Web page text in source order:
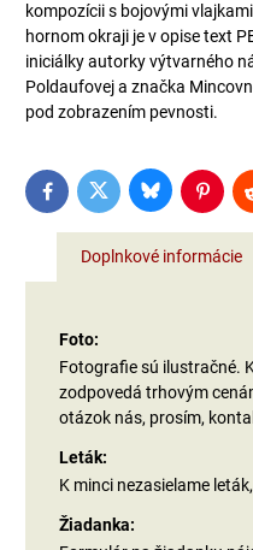
kompozícii s bojovými
hornom okraji je v opise text
iniciálky autorky výtvarného
Poldaufovej a značka
pod zobrazením pevnosti.
FacebookTwitter Bluesky
Doplnkové informácie
Foto:
Fotografie sú ilustračné.
zodpovedá trhovým
otázok nás, prosím,
Leták:
K minci nezasielame
Žiadanka: